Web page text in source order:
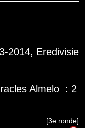
2014, Eredivisie
Almelo : 2
[3e ronde]